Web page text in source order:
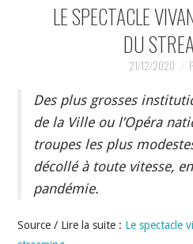
MUSIQUESACTUELLES.NET
GABBA GABBA HEY !
LES LABELS
INDÉPENDANTS
DOKO
LE SPECTACLE
DU
21/12/2020
Des plus grosses
de la Ville ou l’Opéra
troupes les plus
décollé à toute vitesse,
pandémie.
Source / Lire la suite : Le spectacle